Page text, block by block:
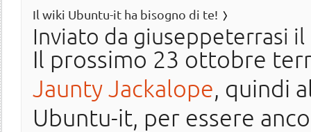
Il wiki Ubuntu-it ha bisogno di te!
Inviato da giuseppeterrasi il
Il prossimo 23 ottobre
Jaunty Jackalope, quindi
Ubuntu-it, per essere